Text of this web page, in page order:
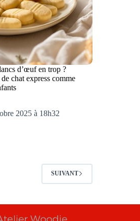
d’œuf en trop ?
chat express comme
2025 à 18h32
SUIVANT